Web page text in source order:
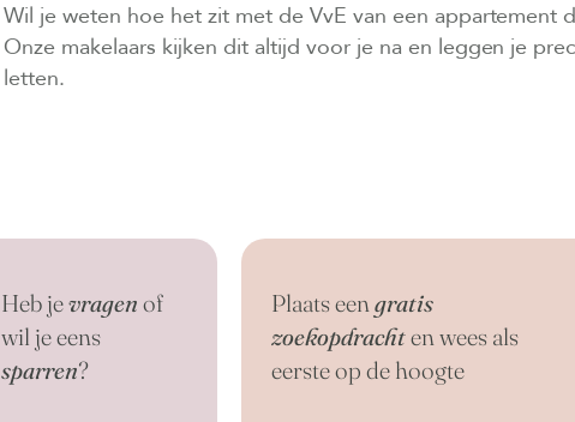
Wil je weten hoe het zit met de VvE van een appartement
Onze makelaars kijken dit altijd voor je na en leggen je
letten.
Heb jevragen of
wil je eens
sparren?
Plaats eengratis
zoekopdrachten wees als
eerste op de hoogte